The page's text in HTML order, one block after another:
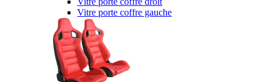
Vitre porte coffre gauche